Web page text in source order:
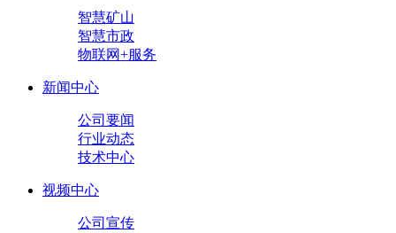
智慧矿山
智慧市政
物联网+服务
新闻中心
公司要闻
行业动态
技术中心
视频中心
公司宣传